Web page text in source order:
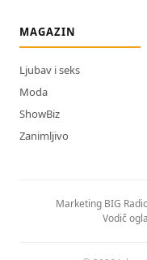
MAGAZIN
Ljubav i seks
Moda
ShowBiz
Zanimljivo
Marketing BIG
Vodič